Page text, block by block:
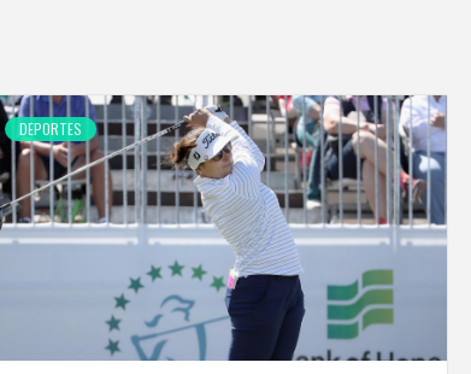
DEPORTES